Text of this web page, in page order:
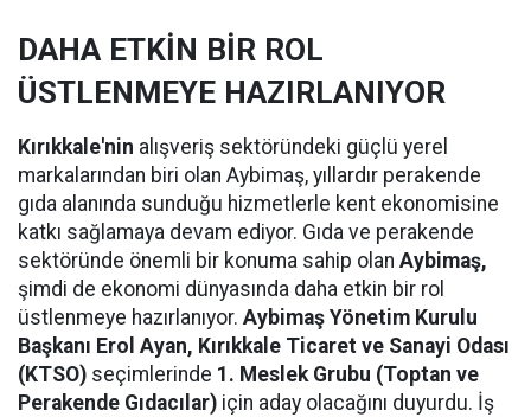
DAHA ETKİN BİR ROL
ÜSTLENMEYE HAZIRLANIYOR
Kırıkkale'nin alışveriş sektöründeki güçlü yerel
markalarından biri olan Aybimaş, yıllardır perakende
gıda alanında sunduğu hizmetlerle kent ekonomisine
katkı sağlamaya devam ediyor. Gıda ve perakende
sektöründe önemli bir konuma sahip olan Aybimaş,
şimdi de ekonomi dünyasında daha etkin bir rol
üstlenmeye hazırlanıyor. Aybimaş Yönetim Kurulu
Başkanı Erol Ayan, Kırıkkale Ticaret ve Sanayi Odası
(KTSO) seçimlerinde 1. Meslek Grubu (Toptan ve
Perakende Gıdacılar) için aday olacağını duyurdu. İş